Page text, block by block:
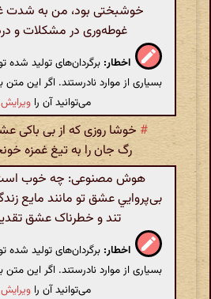
خوشبختی بود، من به شدت
غوطه‌وری در مشکلات و
اخطار: برگردان‌های تولید
بسیاری از موارد نادرستند. اگر این
می‌توانید آن را ویرایش
# خوشا روزی که از بی باکی
رگ جان را به تیغ غمزه
هوش مصنوعی: چه خوب است
بی‌پروايي عشق تو مانند مایع
تند و خطرناک عشق
اخطار: برگردان‌های تولید
بسیاری از موارد نادرستند. اگر این
می‌توانید آن را ویرایش